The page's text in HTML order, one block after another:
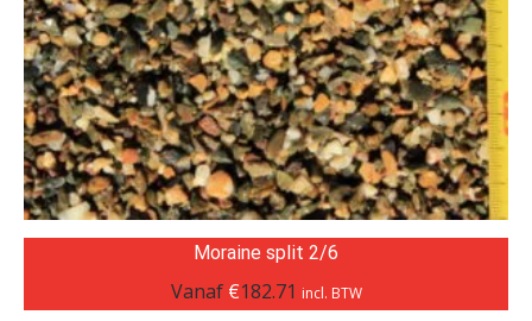
Moraine split 2/6
Vanaf €182.71 incl. BTW